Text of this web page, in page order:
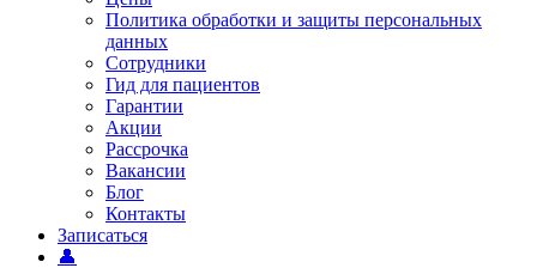
Политика обработки и защиты персональных
данных
Сотрудники
Гид для пациентов
Гарантии
Акции
Рассрочка
Вакансии
Блог
Контакты
Записаться
👤